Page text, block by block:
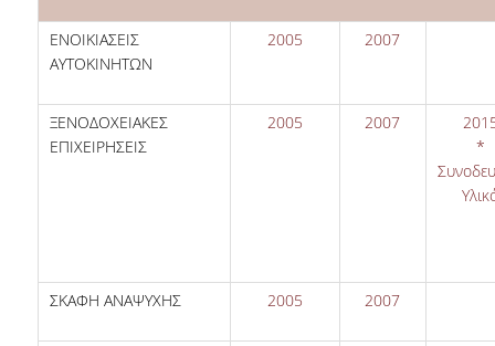
ΕΝΟΙΚΙΑΣΕΙΣ
ΑΥΤΟΚΙΝΗΤΩΝ
2005 2007
ΞΕΝΟΔΟΧΕΙΑΚΕΣ
ΕΠΙΧΕΙΡΗΣΕΙΣ
2005 2007
*
ΣΚΑΦΗ ΑΝΑΨΥΧΗΣ 2005 2007